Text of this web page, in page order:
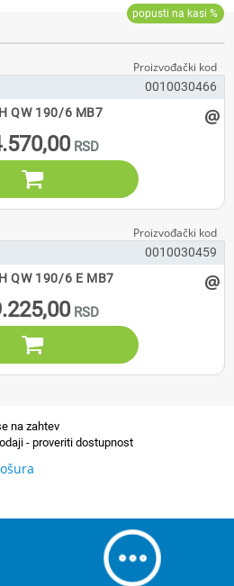
0010030466
QW 190/6 MB7
@

0010030459
QW 190/6 E MB7
@
